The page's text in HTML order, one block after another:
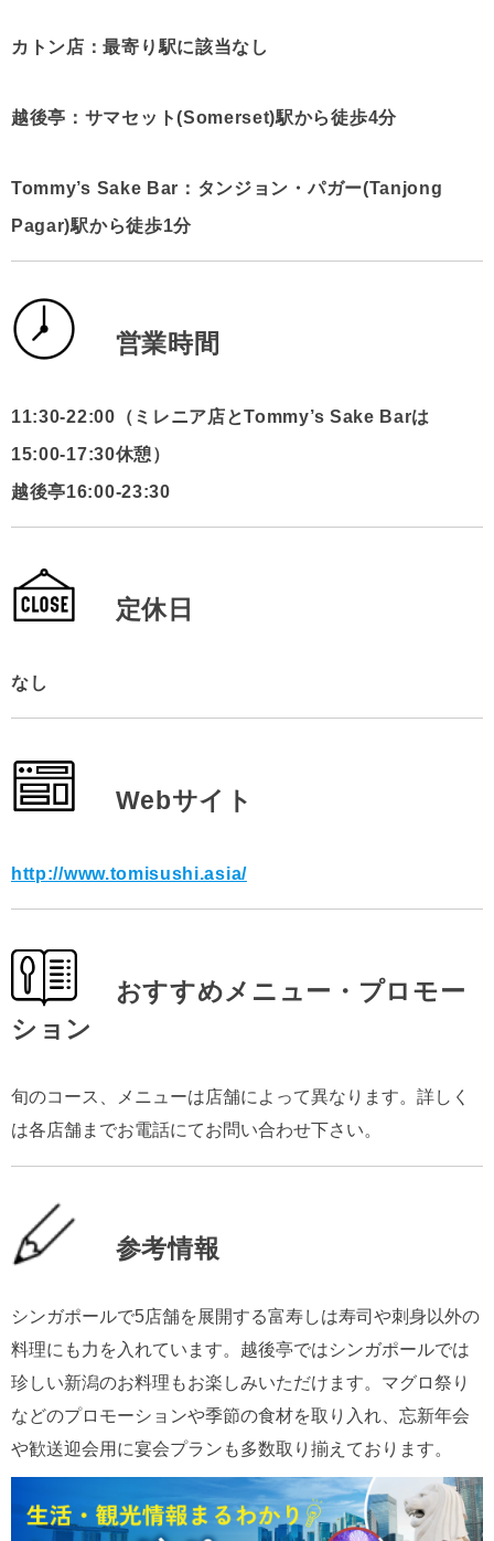
カトン店：最寄り駅に該当なし
越後亭：サマセット(Somerset)駅から徒歩4分
Tommy’s Sake Bar：タンジョン・パガー(Tanjong
Pagar)駅から徒歩1分
営業時間
11:30-22:00（ミレニア店とTommy’s Sake Barは
15:00-17:30休憩）
越後亭16:00-23:30
定休日
なし
Webサイト
http://www.tomisushi.asia/
おすすめメニュー・プロモー
ション
旬のコース、メニューは店舗によって異なります。詳しく
は各店舗までお電話にてお問い合わせ下さい。
参考情報
シンガポールで5店舗を展開する富寿しは寿司や刺身以外の
料理にも力を入れています。越後亭ではシンガポールでは
珍しい新潟のお料理もお楽しみいただけます。マグロ祭り
などのプロモーションや季節の食材を取り入れ、忘新年会
や歓送迎会用に宴会プランも多数取り揃えております。